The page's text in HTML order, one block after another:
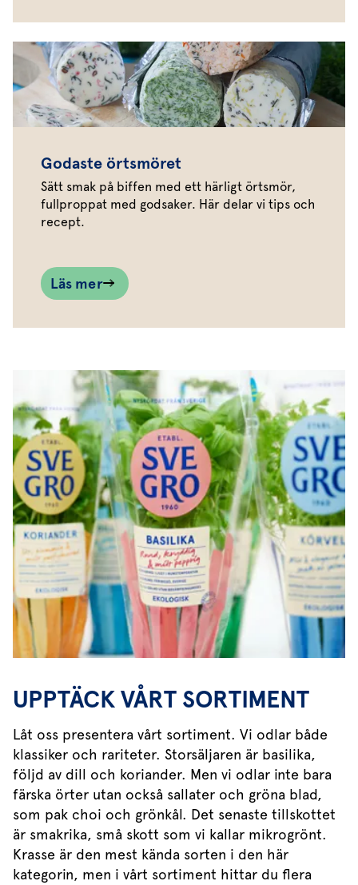
Godaste örtsmöret
Sätt smak på biffen med ett härligt örtsmör,
fullproppat med godsaker. Här delar vi tips och
recept.
Läs mer
UPPTÄCK VÅRT SORTIMENT
Låt oss presentera vårt sortiment. Vi odlar både
klassiker och rariteter. Storsäljaren är basilika,
följd av dill och koriander. Men vi odlar inte bara
färska örter utan också sallater och gröna blad,
som pak choi och grönkål. Det senaste tillskottet
är smakrika, små skott som vi kallar mikrogrönt.
Krasse är den mest kända sorten i den här
kategorin, men i vårt sortiment hittar du flera